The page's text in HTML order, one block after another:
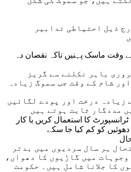
ذیل احتیاطی تدابیر
وقت ماسک پہنیں تاکہ نقصان دہ
باہر نکلنے سے گریز
شام کے وقت جب سموگ زیادہ
زیادہ درخت اور پودے لگائیں
کا استعمال کریں یا کار
ہر سال سردیوں میں بدتر
میں گاڑیوں کا دھواں،
کا جلانا شامل ہیں۔ حکومت